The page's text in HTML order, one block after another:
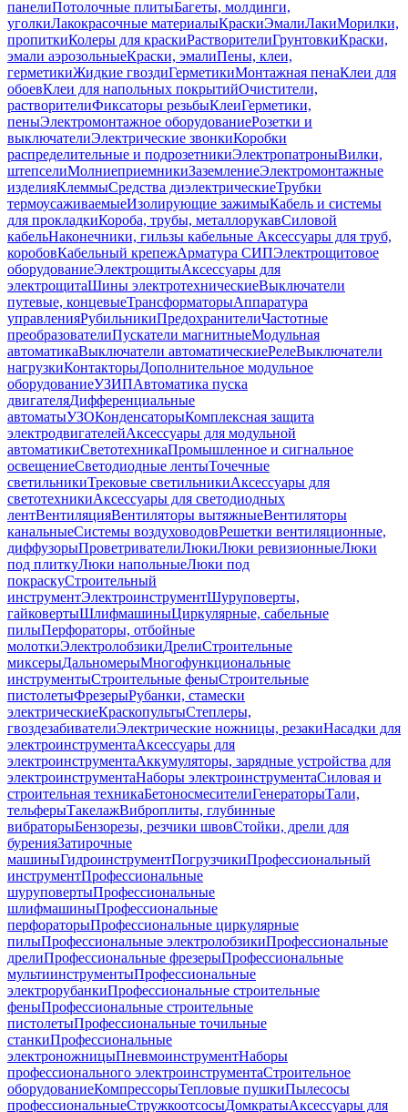
панелиПотолочные плитыБагеты, молдинги,
уголкиЛакокрасочные материалыКраскиЭмалиЛакиМорилки,
пропиткиКолеры для краскиРастворителиГрунтовкиКраски,
эмали аэрозольныеКраски, эмалиПены, клеи,
герметикиЖидкие гвоздиГерметикиМонтажная пенаКлеи для
обоевКлеи для напольных покрытийОчистители,
растворителиФиксаторы резьбыКлеиГерметики,
пеныЭлектромонтажное оборудованиеРозетки и
выключателиЭлектрические звонкиКоробки
распределительные и подрозетникиЭлектропатроныВилки,
штепселиМолниеприемникиЗаземлениеЭлектромонтажные
изделияКлеммыСредства диэлектрическиеТрубки
термоусаживаемыеИзолирующие зажимыКабель и системы
для прокладкиКороба, трубы, металлорукавСиловой
кабельНаконечники, гильзы кабельные Аксессуары для труб,
коробовКабельный крепежАрматура СИПЭлектрощитовое
оборудованиеЭлектрощитыАксессуары для
электрощитаШины электротехническиеВыключатели
путевые, концевыеТрансформаторыАппаратура
управленияРубильникиПредохранителиЧастотные
преобразователиПускатели магнитныеМодульная
автоматикаВыключатели автоматическиеРелеВыключатели
нагрузкиКонтакторыДополнительное модульное
оборудованиеУЗИПАвтоматика пуска
двигателяДифференциальные
автоматыУЗОКонденсаторыКомплексная защита
электродвигателейАксессуары для модульной
автоматикиСветотехникаПромышленное и сигнальное
освещениеСветодиодные лентыТочечные
светильникиТрековые светильникиАксессуары для
светотехникиАксессуары для светодиодных
лентВентиляцияВентиляторы вытяжныеВентиляторы
канальныеСистемы воздуховодовРешетки вентиляционные,
диффузорыПроветривателиЛюкиЛюки ревизионныеЛюки
под плиткуЛюки напольныеЛюки под
покраскуСтроительный
инструментЭлектроинструментШуруповерты,
гайковертыШлифмашиныЦиркулярные, сабельные
пилыПерфораторы, отбойные
молоткиЭлектролобзикиДрелиСтроительные
миксерыДальномерыМногофункциональные
инструментыСтроительные феныСтроительные
пистолетыФрезерыРубанки, стамески
электрическиеКраскопультыСтеплеры,
гвоздезабивателиЭлектрические ножницы, резакиНасадки для
электроинструментаАксессуары для
электроинструментаАккумуляторы, зарядные устройства для
электроинструментаНаборы электроинструментаСиловая и
строительная техникаБетоносмесителиГенераторыТали,
тельферыТакелажВиброплиты, глубинные
вибраторыБензорезы, резчики швовСтойки, дрели для
буренияЗатирочные
машиныГидроинструментПогрузчикиПрофессиональный
инструментПрофессиональные
шуруповертыПрофессиональные
шлифмашиныПрофессиональные
перфораторыПрофессиональные циркулярные
пилыПрофессиональные электролобзикиПрофессиональные
дрелиПрофессиональные фрезерыПрофессиональные
мультиинструментыПрофессиональные
электрорубанкиПрофессиональные строительные
феныПрофессиональные строительные
пистолетыПрофессиональные точильные
станкиПрофессиональные
электроножницыПневмоинструментНаборы
профессионального электроинструментаСтроительное
оборудованиеКомпрессорыТепловые пушкиПылесосы
профессиональныеСтружкоотсосыДомкратыАксессуары для